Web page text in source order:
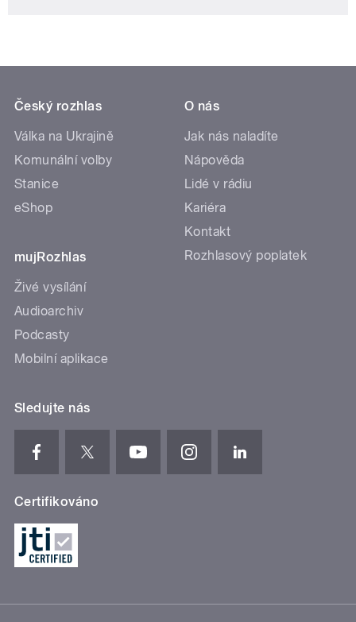
Český rozhlas
Válka na Ukrajině
Komunální volby
Stanice
eShop
mujRozhlas
Živé vysílání
Audioarchiv
Podcasty
Mobilní aplikace
O nás
Jak nás naladíte
Nápověda
Lidé v rádiu
Kariéra
Kontakt
Rozhlasový poplatek
Sledujte nás
Certifikováno